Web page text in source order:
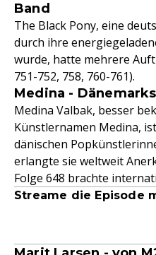
Band
The Black Pony, eine
durch ihre
wurde, hatte mehrere
751-752, 758, 760-761).
Medina -
Medina Valbak, besser
Künstlernamen Medina,
dänischen
erlangte sie weltweit
Folge 648 brachte
Streame die Episode